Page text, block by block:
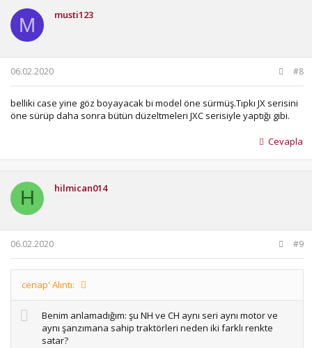
l
r
M musti123
06.02.2020 #8
belliki case yine göz boyayacak bi model öne sürmüş.Tıpkı JX serisini
öne sürüp daha sonra bütün düzeltmeleri JXC serisiyle yaptığı gibi.
Cevapla
H hilmican014
06.02.2020 #9
cenap' Alıntı:
Benim anlamadığım: şu NH ve CH aynı seri aynı motor ve
aynı şanzımana sahip traktörleri neden iki farklı renkte
satar?